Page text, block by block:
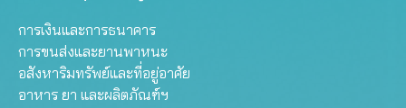
การเงินและการธนาคาร
การขนส่งและยานพาหนะ
อสังหาริมทรัพย์และที่อยู่อาศัย
อาหาร ยา และผลิตภัณฑ์ฯ